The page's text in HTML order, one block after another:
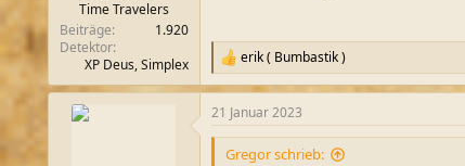
Time Travelers
Beiträge
1.920
Detektor
XP Deus, Simplex
R
e
a
k
t
erik ( Bumbastik )
21 Januar 2023
Gregor schrieb: